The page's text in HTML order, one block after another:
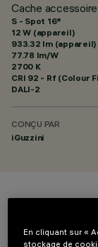
Cache
S - Spot 16°
12 W (appareil)
933.32 lm (appareil)
77.78 lm/W
2700 K
CRI 92 - Rf (Colour
DALI-2
CONÇU PAR
iGuzzini
En cliquant sur «
stockage de